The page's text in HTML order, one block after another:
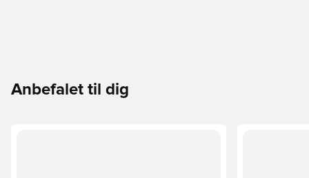
Anbefalet til dig